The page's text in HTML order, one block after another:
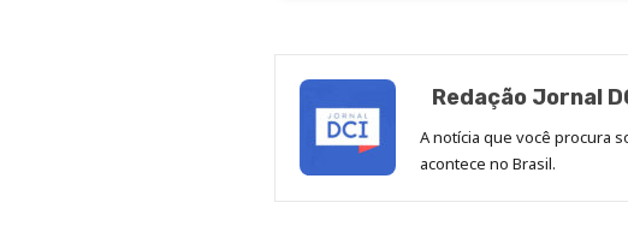
Redação Jornal
A notícia que você procura
acontece no Brasil.